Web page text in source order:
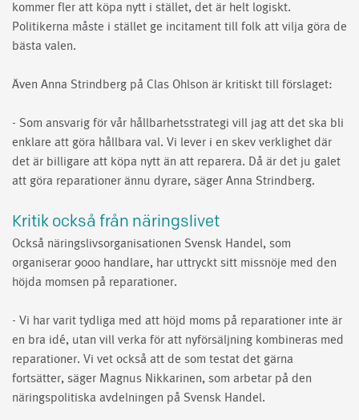
kommer fler att köpa nytt i stället, det är helt logiskt.
Politikerna måste i stället ge incitament till folk att vilja göra de
bästa valen.
Även Anna Strindberg på Clas Ohlson är kritiskt till förslaget:
- Som ansvarig för vår hållbarhetsstrategi vill jag att det ska bli
enklare att göra hållbara val. Vi lever i en skev verklighet där
det är billigare att köpa nytt än att reparera. Då är det ju galet
att göra reparationer ännu dyrare, säger Anna Strindberg.
Kritik också från näringslivet
Också näringslivsorganisationen Svensk Handel, som
organiserar 9000 handlare, har uttryckt sitt missnöje med den
höjda momsen på reparationer.
- Vi har varit tydliga med att höjd moms på reparationer inte är
en bra idé, utan vill verka för att nyförsäljning kombineras med
reparationer. Vi vet också att de som testat det gärna
fortsätter, säger Magnus Nikkarinen, som arbetar på den
näringspolitiska avdelningen på Svensk Handel.